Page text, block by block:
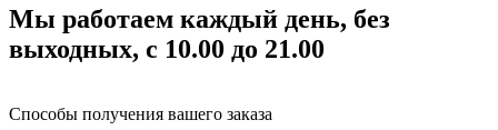
Мы работаем каждый день, без
выходных, с 10.00 до 21.00
Способы получения вашего заказа